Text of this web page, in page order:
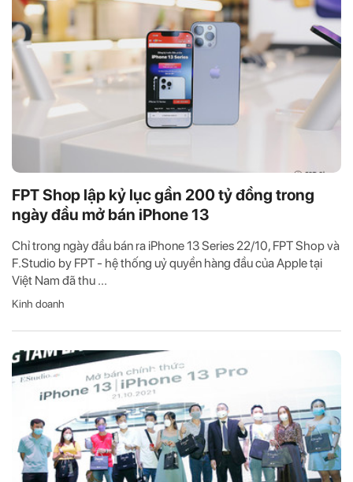
FPT Shop lập kỷ lục gần 200 tỷ đồng trong
ngày đầu mở bán iPhone 13
Chỉ trong ngày đầu bán ra iPhone 13 Series 22/10, FPT Shop và
F.Studio by FPT - hệ thống uỷ quyền hàng đầu của Apple tại
Việt Nam đã thu ...
Kinh doanh